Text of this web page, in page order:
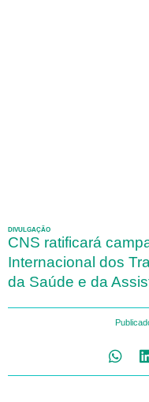
DIVULGAÇÃO
CNS ratificará
Internacional dos
da Saúde e da